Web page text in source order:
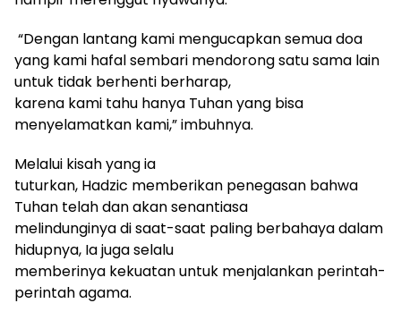
“Dengan lantang kami mengucapkan semua doa
yang kami hafal sembari mendorong satu sama lain
untuk tidak berhenti berharap,
karena kami tahu hanya Tuhan yang bisa
menyelamatkan kami,” imbuhnya.
Melalui kisah yang ia
tuturkan, Hadzic memberikan penegasan bahwa
Tuhan telah dan akan senantiasa
melindunginya di saat-saat paling berbahaya dalam
hidupnya, Ia juga selalu
memberinya kekuatan untuk menjalankan perintah-
perintah agama.